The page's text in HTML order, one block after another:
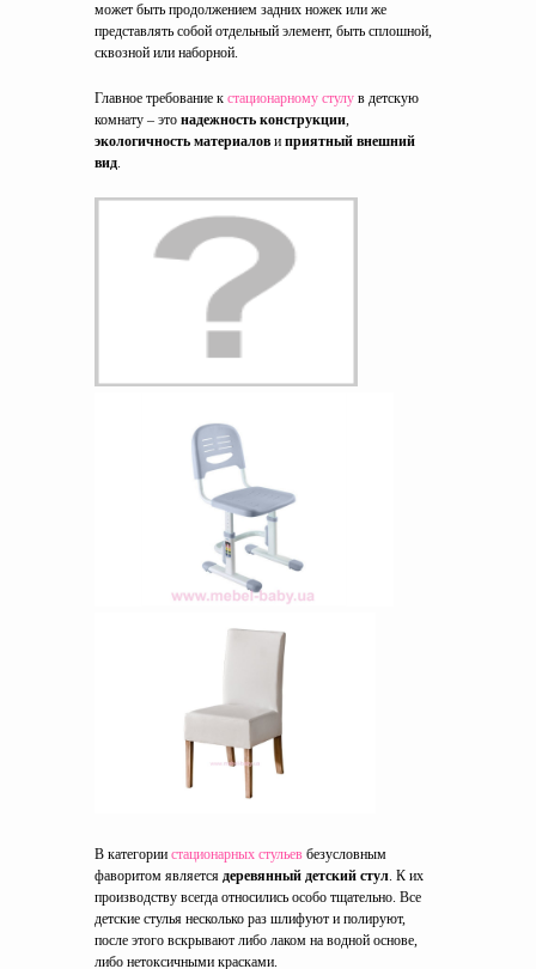
может быть продолжением задних ножек или же
представлять собой отдельный элемент, быть сплошной,
сквозной или наборной.
Главное требование к стационарному стулу в детскую
комнату – это надежность конструкции,
экологичность материалов и приятный внешний
вид.
В категории стационарных стульев безусловным
фаворитом является деревянный детский стул. К их
производству всегда относились особо тщательно. Все
детские стулья несколько раз шлифуют и полируют,
после этого вскрывают либо лаком на водной основе,
либо нетоксичными красками.